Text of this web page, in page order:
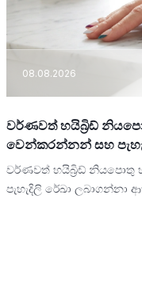
08.08.2026
වර්ණවත් හයිබ්‍රිඩ්
වෙන්කරන්නන් සහ
වර්ණවත් හයිබ්‍රිඩ් නියපොතු
පැහැදිලි රේඛා ලබාගන්නා